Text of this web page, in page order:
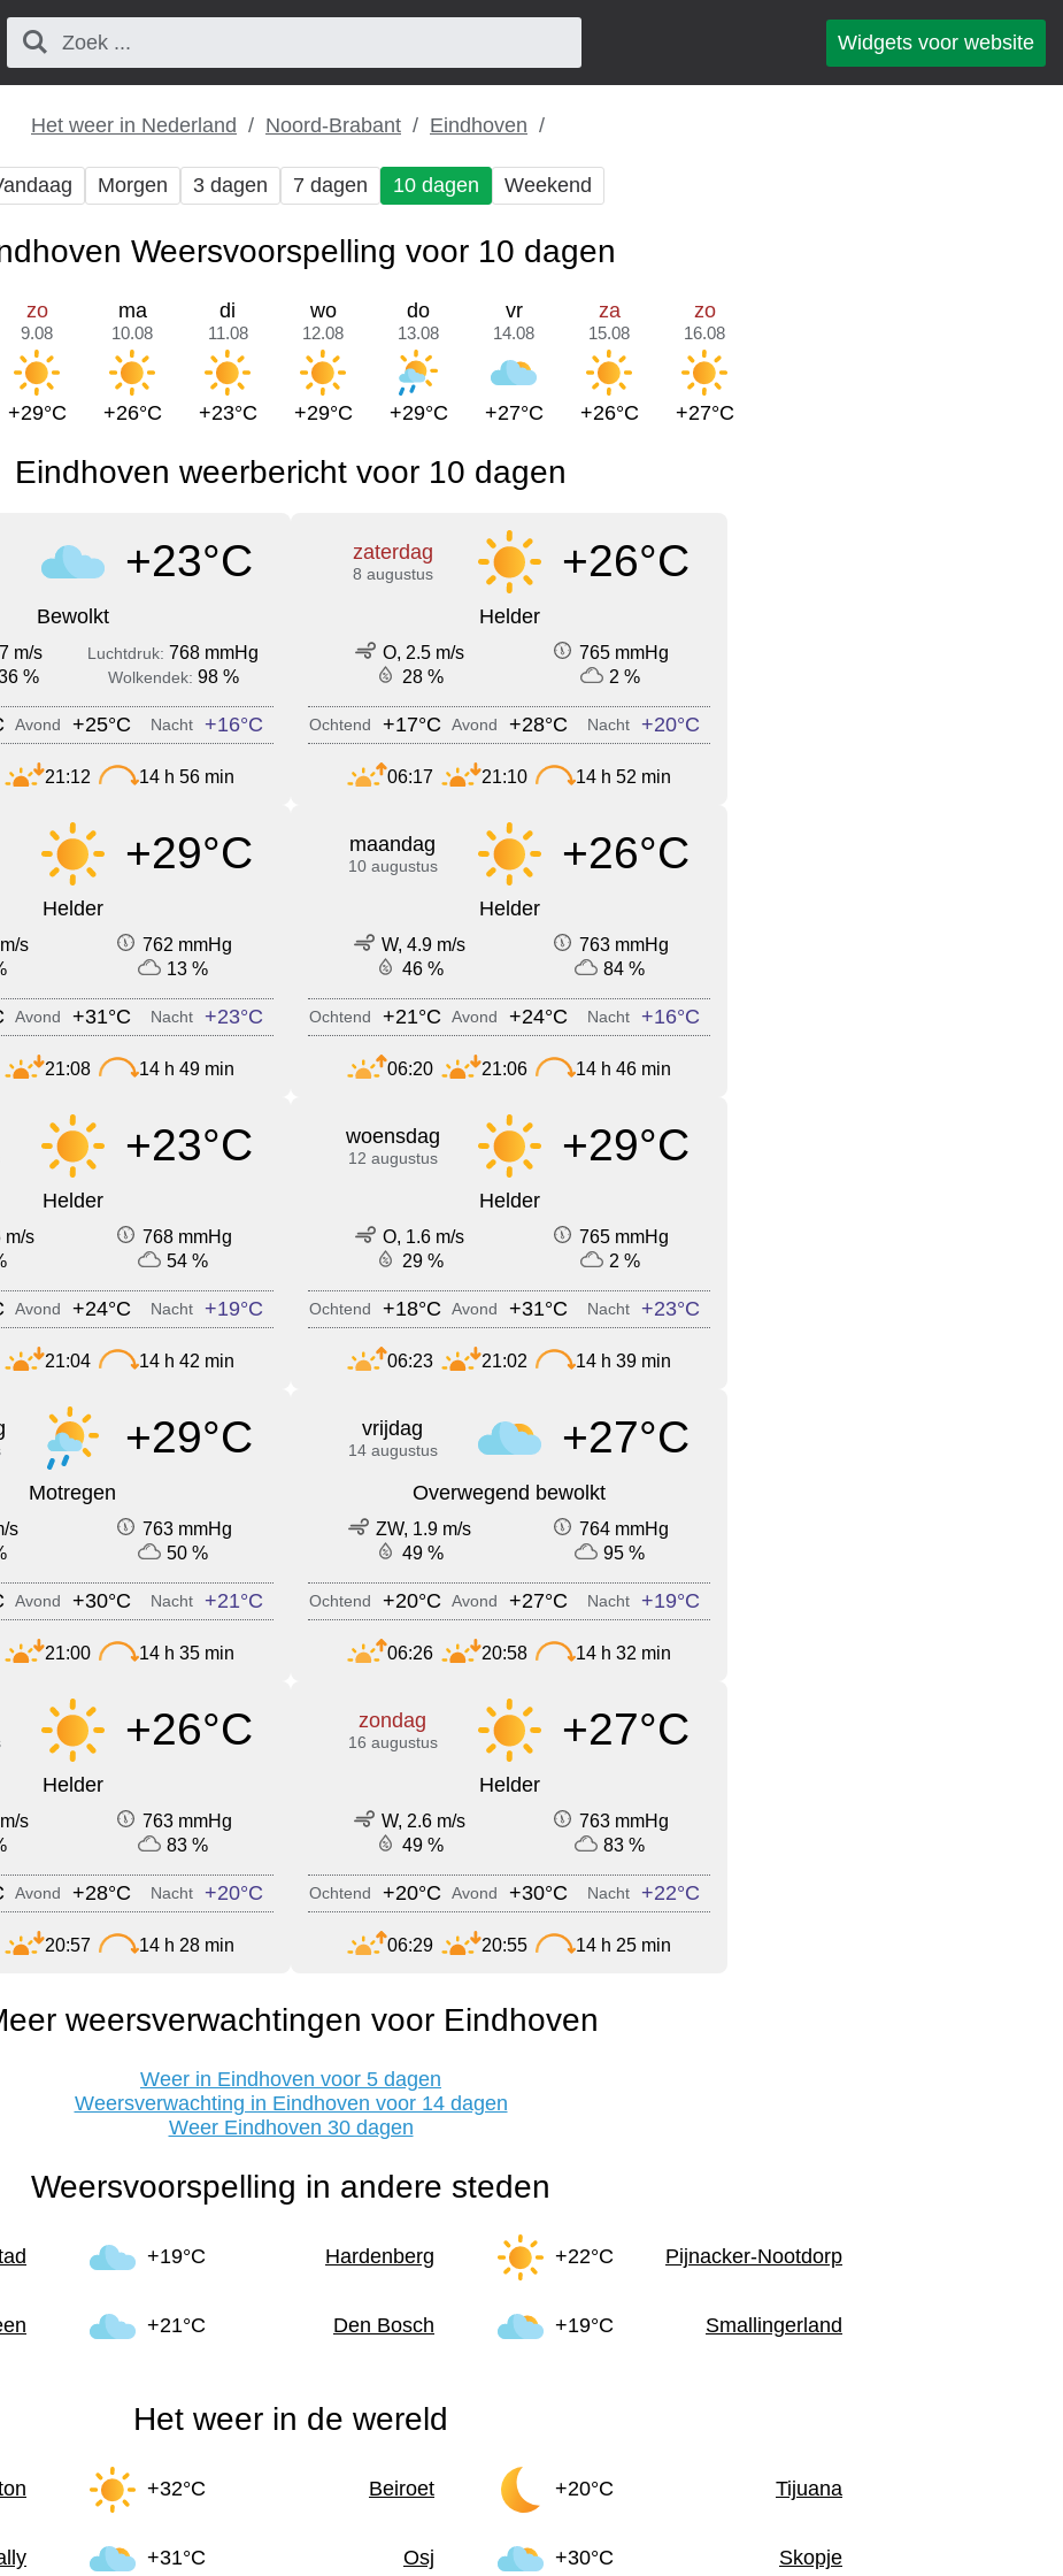
Widgets voor website
Het weer in Nederland Noord-Brabant Eindhoven
Morgen 3 dagen 7 dagen 10 dagen Weekend
Weersvoorspelling voor 10 dagen
zo
9.08
+29°C
ma
10.08
+26°C
di
11.08
+23°C
wo
12.08
+29°C
do
13.08
+29°C
vr
14.08
+27°C
za
15.08
+26°C
zo
16.08
+27°C
Eindhoven weerbericht voor 10 dagen
+23°C
Bewolkt
m/s Luchtdruk: 768 mmHg
% Wolkendek: 98 %
Avond +25°C Nacht +16°C
21:12 14 h 56 min
zaterdag
8 augustus +26°C
Helder
O, 2.5 m/s
765 mmHg
28 %
2 %
Ochtend +17°C Avond +28°C Nacht +20°C
06:17 21:10 14 h 52 min
+29°C
Helder
s
762 mmHg
13 %
Avond +31°C Nacht +23°C
21:08 14 h 49 min
maandag
10 augustus +26°C
Helder
W, 4.9 m/s
763 mmHg
46 %
84 %
Ochtend +21°C Avond +24°C Nacht +16°C
06:20 21:06 14 h 46 min
+23°C
Helder
m/s
768 mmHg
54 %
Avond +24°C Nacht +19°C
21:04 14 h 42 min
woensdag
12 augustus +29°C
Helder
O, 1.6 m/s
765 mmHg
29 %
2 %
Ochtend +18°C Avond +31°C Nacht +23°C
06:23 21:02 14 h 39 min
+29°C
Motregen
s
763 mmHg
50 %
Avond +30°C Nacht +21°C
21:00 14 h 35 min
vrijdag
14 augustus +27°C
Overwegend bewolkt
ZW, 1.9 m/s
764 mmHg
49 %
95 %
Ochtend +20°C Avond +27°C Nacht +19°C
06:26 20:58 14 h 32 min
+26°C
Helder
s
763 mmHg
83 %
Avond +28°C Nacht +20°C
20:57 14 h 28 min
zondag
16 augustus +27°C
Helder
W, 2.6 m/s
763 mmHg
49 %
83 %
Ochtend +20°C Avond +30°C Nacht +22°C
06:29 20:55 14 h 25 min
weersverwachtingen voor Eindhoven
Weer in Eindhoven voor 5 dagen
Weersverwachting in Eindhoven voor 14 dagen
Weer Eindhoven 30 dagen
Weersvoorspelling in andere steden
+19°C Hardenberg +22°C Pijnacker-Nootdorp
+21°C Den Bosch +19°C Smallingerland
Het weer in de wereld
+32°C Beiroet +20°C Tijuana
+31°C Osj +30°C Skopje